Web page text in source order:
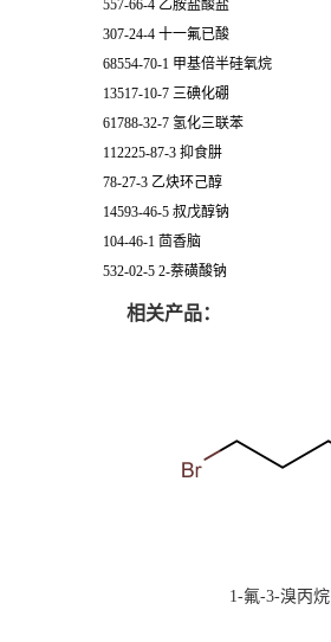
557-66-4 乙胺盐酸盐
307-24-4 十一氟已酸
68554-70-1 甲基倍半硅氧烷
13517-10-7 三碘化硼
61788-32-7 氢化三联苯
112225-87-3 抑食肼
78-27-3 乙炔环己醇
14593-46-5 叔戊醇钠
104-46-1 茴香脑
532-02-5 2-萘磺酸钠
相关产品：
1-氟-3-溴丙烷